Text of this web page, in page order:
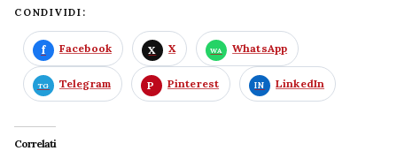
CONDIVIDI:
Facebook X WhatsApp
Telegram Pinterest LinkedIn
Correlati